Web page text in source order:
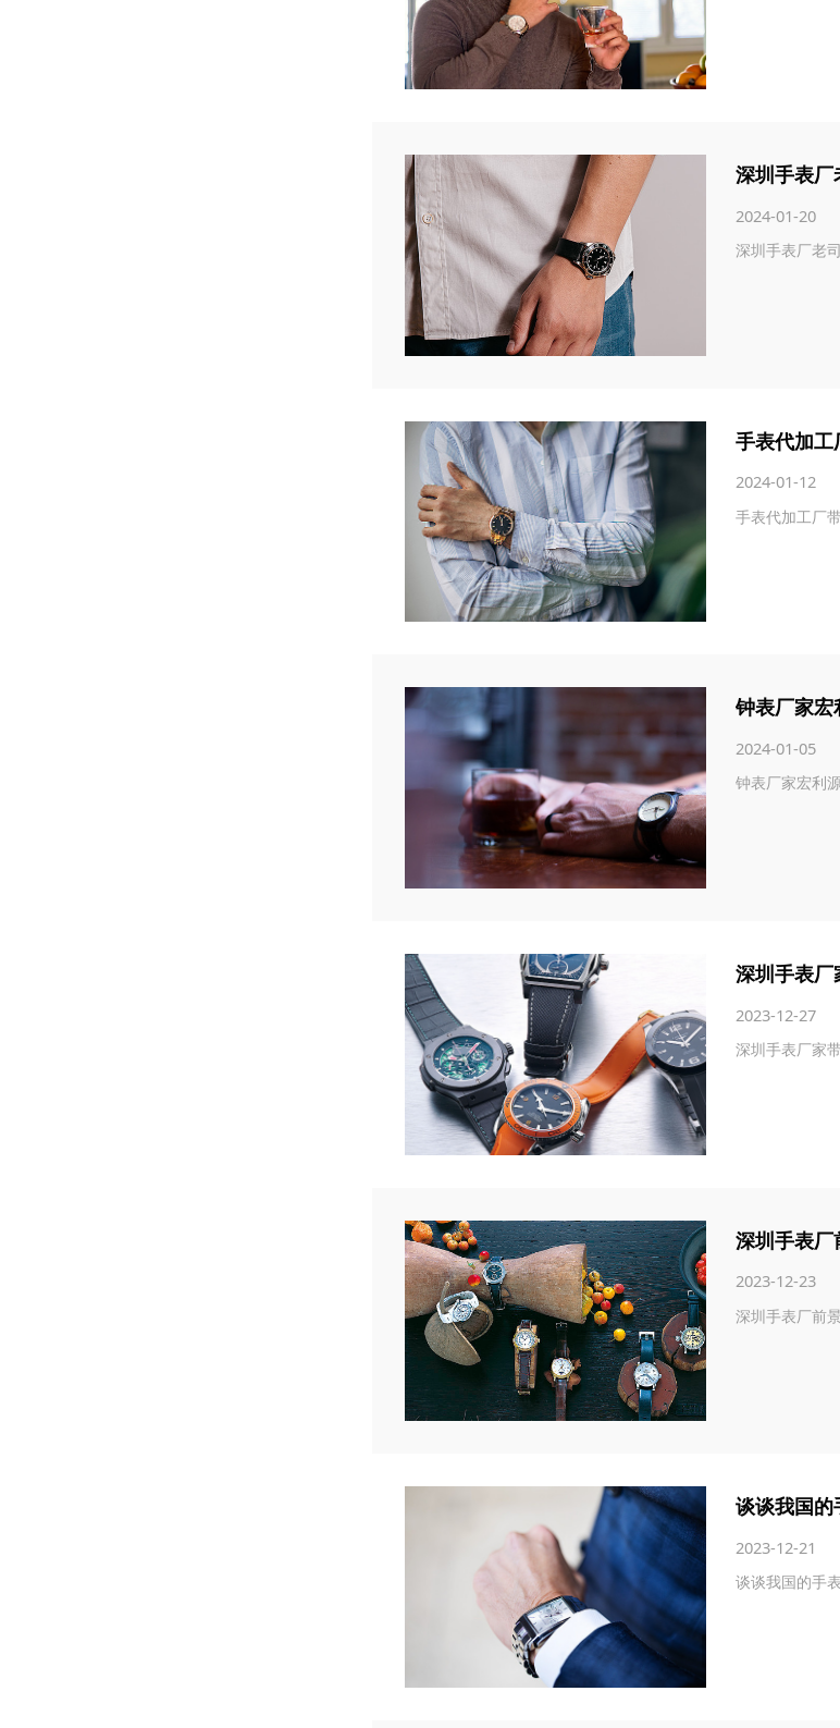
深圳手表厂
2024-01-20
深圳手表厂老
手表代加
2024-01-12
手表代加工厂
钟表厂家
2024-01-05
钟表厂家宏利
深圳手表
2023-12-27
深圳手表厂家
深圳手表厂
2023-12-23
深圳手表厂前
谈谈我国
2023-12-21
谈谈我国的手